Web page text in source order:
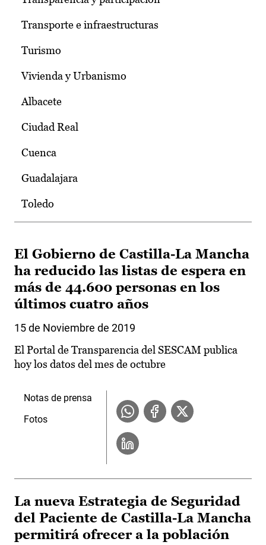
Transporte e infraestructuras
Turismo
Vivienda y Urbanismo
Albacete
Ciudad Real
Cuenca
Guadalajara
Toledo
El Gobierno de Castilla-La Mancha
ha reducido las listas de espera en
más de 44.600 personas en los
últimos cuatro años
15 de Noviembre de 2019
El Portal de Transparencia del SESCAM publica
hoy los datos del mes de octubre
Notas de prensa
Fotos
La nueva Estrategia de Seguridad
del Paciente de Castilla-La Mancha
permitirá ofrecer a la población